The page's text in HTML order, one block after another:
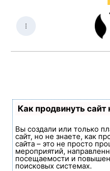
Как продвинуть
Вы создали или только
сайт, но не знаете, как
сайта – это не просто
мероприятий,
посещаемости и
поисковых системах.